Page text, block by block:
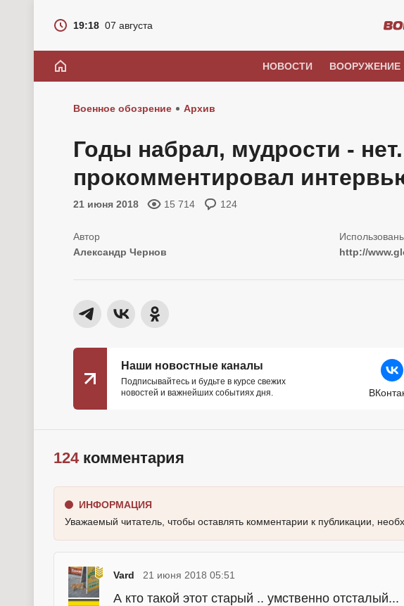
19:18 07 августа
НОВОСТИ ВООРУЖЕНИЕ
Военное обозрение Архив
Годы набрал, мудрости -
прокомментировал
21 июня 2018 15 714 124
Александр Чернов http://
Наши новостные каналы
Подписывайтесь и будьте в курсе свежих
новостей и важнейших событиях дня.
124комментария
ИНФОРМАЦИЯ
Уважаемый читатель, чтобы оставлять комментарии к публикации,
Vard 21 июня 2018 05:51
А кто такой этот старый .. умственно отсталый...